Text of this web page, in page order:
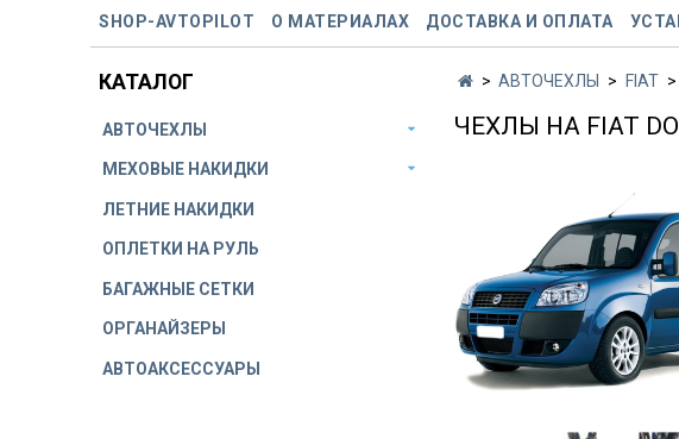
SHOP-AVTOPILOT О МАТЕРИАЛАХ ДОСТАВКА И ОПЛАТА
АВТОЧЕХЛЫ FIAT
ЧЕХЛЫ НА FIAT
КАТАЛОГ
АВТОЧЕХЛЫ
МЕХОВЫЕ НАКИДКИ
ЛЕТНИЕ НАКИДКИ
ОПЛЕТКИ НА РУЛЬ
БАГАЖНЫЕ СЕТКИ
ОРГАНАЙЗЕРЫ
АВТОАКСЕССУАРЫ